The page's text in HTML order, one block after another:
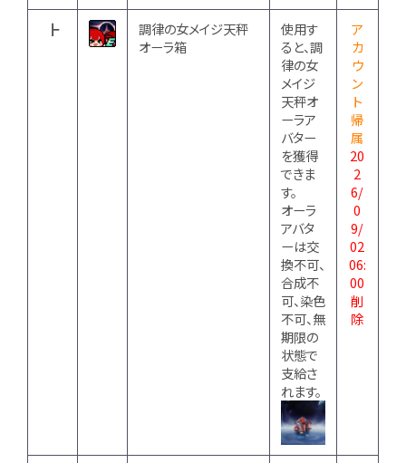
┣
調律の女メイジ天秤
オーラ箱
使用す
ると、調
律の女
メイジ
天秤オ
ーラア
バター
を獲得
できま
す。
オーラ
アバタ
ーは交
換不可、
合成不
可、染色
不可、無
期限の
状態で
支給さ
れます。
ア
カ
ウ
ン
ト
帰
属
20
2
6/
0
9/
02
06:
00
削
除